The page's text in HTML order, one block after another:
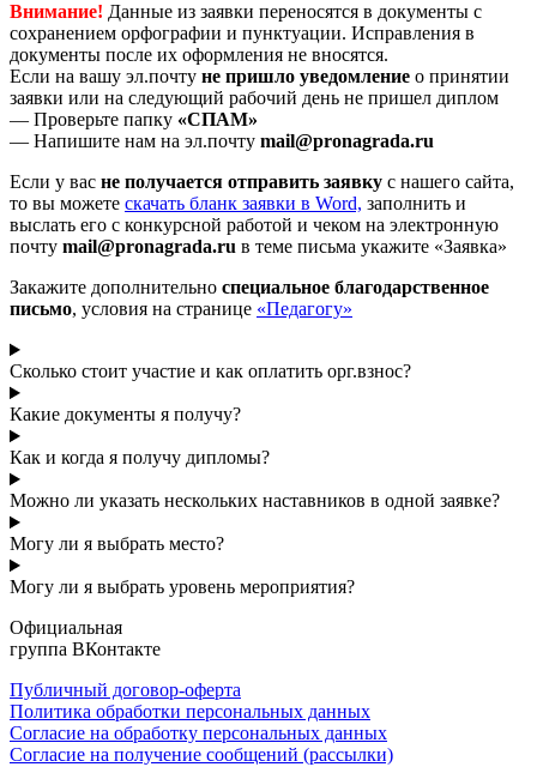
Внимание! Данные из заявки переносятся в документы с
сохранением орфографии и пунктуации. Исправления в
документы после их оформления не вносятся.
Если на вашу эл.почту не пришло уведомление о принятии
заявки или на следующий рабочий день не пришел диплом
— Проверьте папку «СПАМ»
— Напишите нам на эл.почту mail@pronagrada.ru
Если у вас не получается отправить заявку с нашего сайта,
то вы можете cкачать бланк заявки в Word, заполнить и
выслать его с конкурсной работой и чеком на электронную
почту mail@pronagrada.ru в теме письма укажите «Заявка»
Закажите дополнительно специальное благодарственное
письмо, условия на странице «Педагогу»
Сколько стоит участие и как оплатить орг.взнос?
Какие документы я получу?
Как и когда я получу дипломы?
Можно ли указать нескольких наставников в одной заявке?
Могу ли я выбрать место?
Могу ли я выбрать уровень мероприятия?
Официальная
группа ВКонтакте
Публичный договор-оферта
Политика обработки персональных данных
Согласие на обработку персональных данных
Согласие на получение сообщений (рассылки)